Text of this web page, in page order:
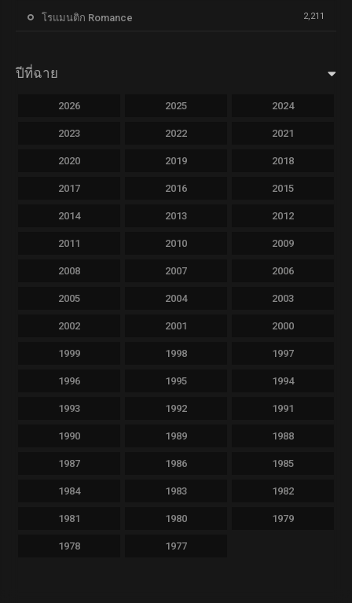
โรแมนติก Romance 2,211
ปีที่ฉาย
2026 2025 2024
2023 2022 2021
2020 2019 2018
2017 2016 2015
2014 2013 2012
2011 2010 2009
2008 2007 2006
2005 2004 2003
2002 2001 2000
1999 1998 1997
1996 1995 1994
1993 1992 1991
1990 1989 1988
1987 1986 1985
1984 1983 1982
1981 1980 1979
1978 1977